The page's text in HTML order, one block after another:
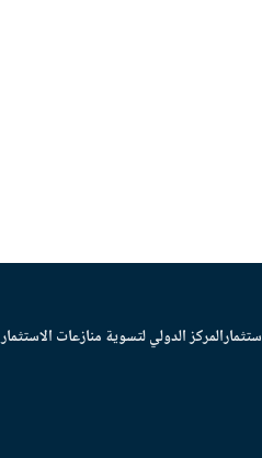
المركز الدولي لتسوية منازعات الاستثمار